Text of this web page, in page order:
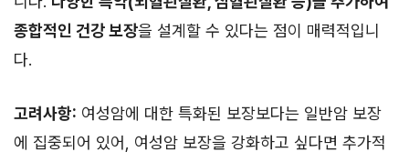
종합적인 건강 보장을 설계할 수 있다는 점이 매력적입니
다.
고려사항: 여성암에 대한 특화된 보장보다는 일반암 보장
에 집중되어 있어, 여성암 보장을 강화하고 싶다면 추가적